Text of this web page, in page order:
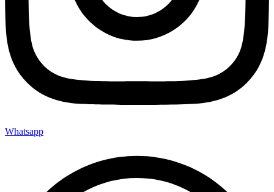
Whatsapp